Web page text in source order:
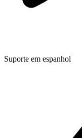
Suporte em espanhol